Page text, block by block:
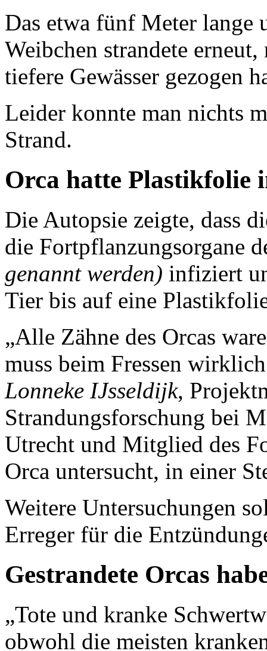
Das etwa fünf Meter lange
Weibchen strandete
tiefere Gewässer gezogen
Leider konnte man nichts
Strand.
Orca hatte Plastikfolie
Die Autopsie zeigte, dass
die Fortpflanzungsorgane
genannt werden) infiziert
Tier bis auf eine
„Alle Zähne des Orcas
muss beim Fressen
Lonneke IJsseldijk,
Strandungsforschung bei
Utrecht und Mitglied des
Orca untersucht, in einer
Weitere Untersuchungen
Erreger für die
Gestrandete Orcas
„Tote und kranke
obwohl die meisten